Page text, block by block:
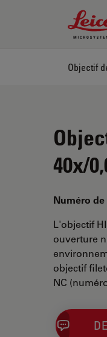
Leica
Objectif
40x/
Numéro de
L'objectif
ouverture
objectif
NC